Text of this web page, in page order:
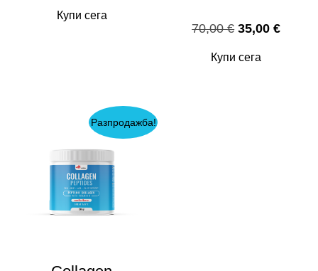
Купи сега
70,00€ Original
was:
35,00€
Купи сега
Разпродажба!